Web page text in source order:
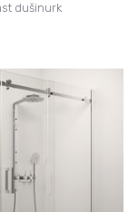
dušinurk